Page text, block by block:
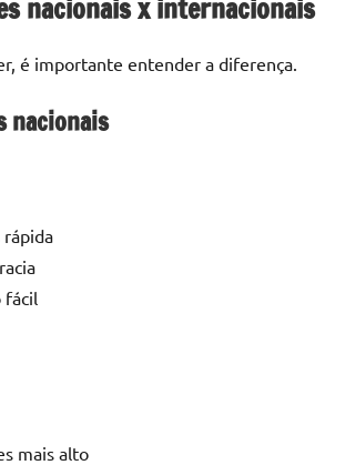
nacionais x internacionais
é importante entender a diferença.
nacionais
rápida
fácil
mais alto